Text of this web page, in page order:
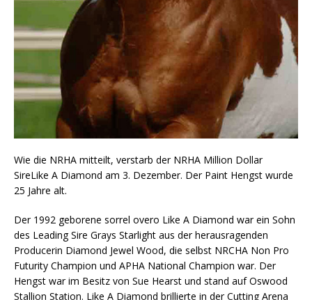
Wie die NRHA mitteilt, verstarb der NRHA Million Dollar
SireLike A Diamond am 3. Dezember. Der Paint Hengst wurde
25 Jahre alt.
Der 1992 geborene sorrel overo Like A Diamond war ein Sohn
des Leading Sire Grays Starlight aus der herausragenden
Producerin Diamond Jewel Wood, die selbst NRCHA Non Pro
Futurity Champion und APHA National Champion war. Der
Hengst war im Besitz von Sue Hearst und stand auf Oswood
Stallion Station. Like A Diamond brillierte in der Cutting Arena